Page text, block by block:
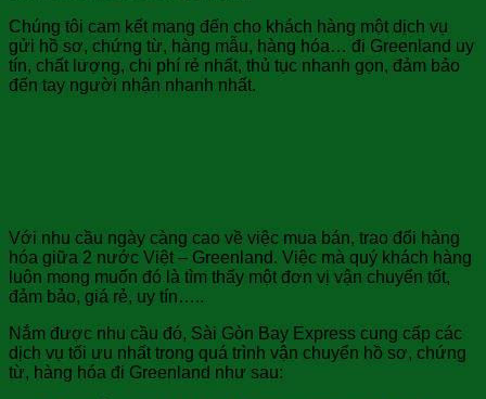
Chúng tôi cam kết mang đến cho khách hàng một dịch vụ
gửi hồ sơ, chứng từ, hàng mẫu, hàng hóa… đi Greenland uy
tín, chất lượng, chi phí rẻ nhất, thủ tục nhanh gọn, đảm bảo
đến tay người nhận nhanh nhất.
Với nhu cầu ngày càng cao về việc mua bán, trao đổi hàng
hóa giữa 2 nước Việt – Greenland. Việc mà quý khách hàng
luôn mong muốn đó là tìm thấy một đơn vị vận chuyển tốt,
đảm bảo, giá rẻ, uy tín…..
Nắm được nhu cầu đó, Sài Gòn Bay Express cung cấp các
dịch vụ tối ưu nhất trong quá trình vận chuyển hồ sơ, chứng
từ, hàng hóa đi Greenland như sau: